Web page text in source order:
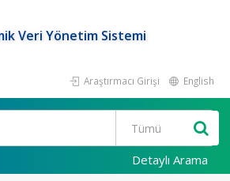
Veri Yönetim Sistemi
Araştırmacı Girişi English
Detaylı Arama